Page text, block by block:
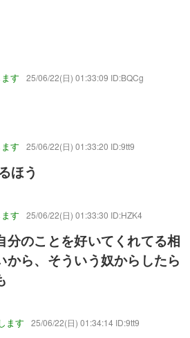
す 25/06/22(日) 01:33:09 ID:BQCg
す 25/06/22(日) 01:33:20 ID:9tt9
ほう
す 25/06/22(日) 01:33:30 ID:HZK4
分のことを好いてくれてる相
から、そういう奴からしたら
ます 25/06/22(日) 01:34:14 ID:9tt9